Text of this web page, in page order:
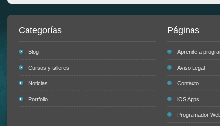
Categorías
Blog
Cursos y talleres
Noticias
Portfolio
Páginas
Aprende a
Aviso Legal
Contacto
iOS Apps
Programador